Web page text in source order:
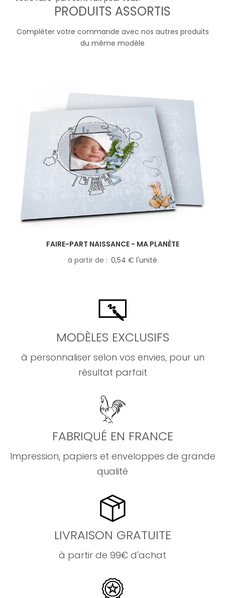
PRODUITS ASSORTIS
Compléter votre commande avec nos autres produits
du même modèle
FAIRE-PART NAISSANCE - MA PLANÈTE
à partir de
0,54 € l'unité
MODÈLES EXCLUSIFS
à personnaliser selon vos envies, pour un
résultat parfait
FABRIQUÉ EN FRANCE
Impression, papiers et enveloppes de grande
qualité
LIVRAISON GRATUITE
à partir de 99€ d'achat